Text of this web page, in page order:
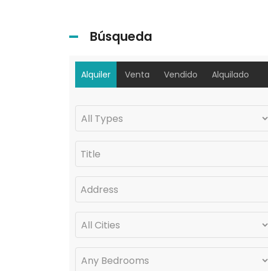
Búsqueda
Alquiler Venta Vendido Alquilado